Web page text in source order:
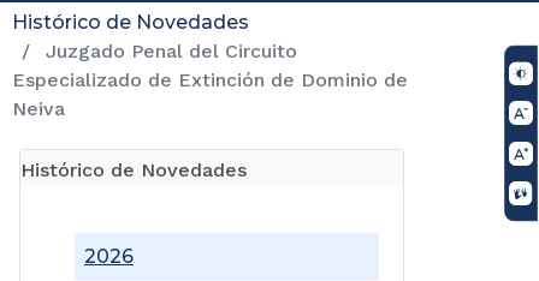
Histórico de Novedades
Juzgado Penal del Circuito
Especializado de Extinción de Dominio de
Neiva
Histórico de Novedades
2026